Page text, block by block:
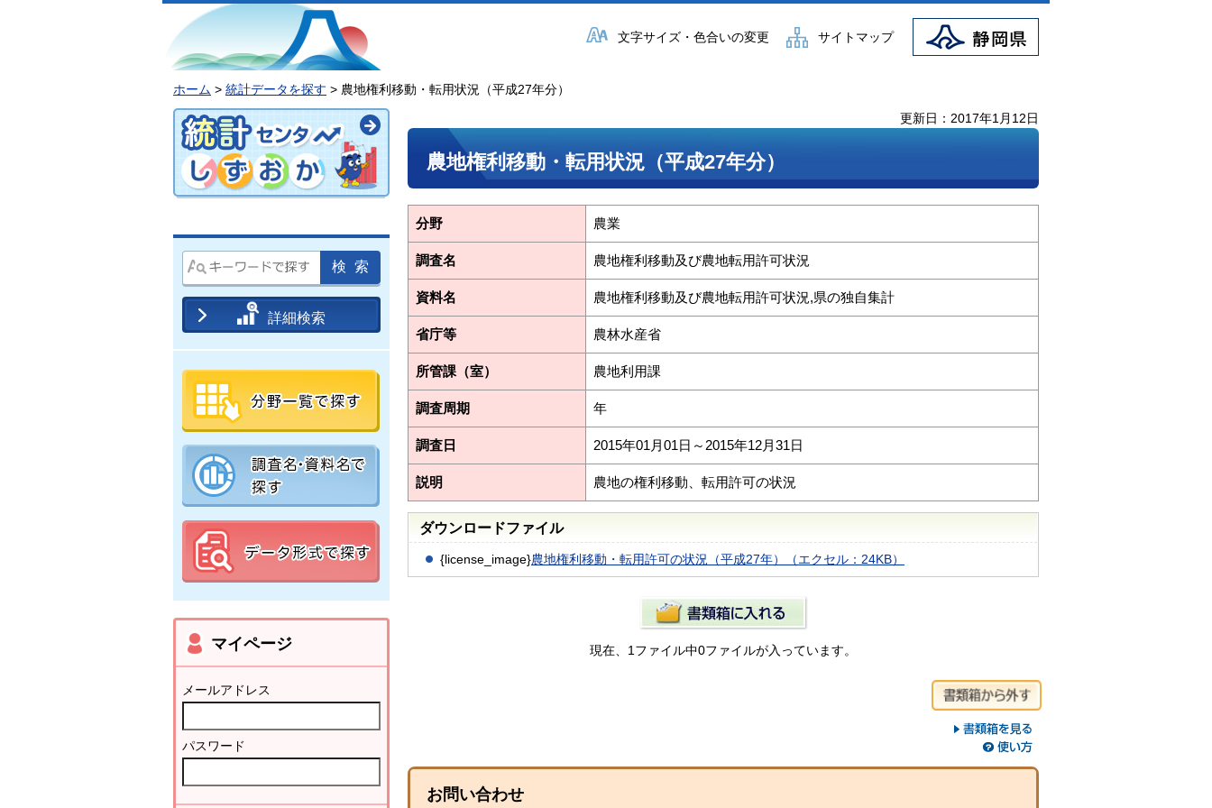
文字サイズ・色合いの変更 サイトマップ
静岡県
ホーム > 統計データを探す > 農地権利移動・転用状況（平成27年分）
詳細検索
マイページ
メールアドレス
パスワード
更新日：2017年1月12日
農地権利移動・転用状況（平成27年分）
分野 農業
調査名 農地権利移動及び農地転用許可状況
資料名 農地権利移動及び農地転用許可状況,県の独自集計
省庁等 農林水産省
所管課（室） 農地利用課
調査周期 年
調査日 2015年01月01日～2015年12月31日
説明 農地の権利移動、転用許可の状況
ダウンロードファイル
{license_image}農地権利移動・転用許可の状況（平成27年）（エクセル：24KB）
現在、1ファイル中0ファイルが入っています。
お問い合わせ